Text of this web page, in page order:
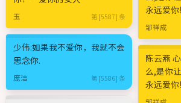
玉 第 [5587] 条
少伟:如果我不爱你，我就不会
思念你.
庞洁 第 [5586] 条
永远爱
邹祥成
陈云燕 心中一直不知道爱是什
么,是你
永远爱